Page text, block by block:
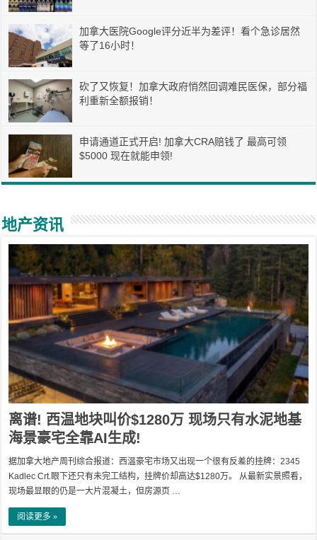
加拿大医院Google评分近半为差评！看个急诊居然
等了16小时！
砍了又恢复！加拿大政府悄然回调难民医保，部分福
利重新全额报销！
申请通道正式开启! 加拿大CRA赔钱了 最高可领
$5000 现在就能申领!
地产资讯
离谱! 西温地块叫价$1280万 现场只有水泥地基
海景豪宅全靠AI生成!
据加拿大地产周刊综合报道：西温豪宅市场又出现一个很有反差的挂牌：2345
Kadlec Crt.眼下还只有未完工结构，挂牌价却高达$1280万。 从最新实景照看，
现场最显眼的仍是一大片混凝土，但房源页 …
阅读更多 »